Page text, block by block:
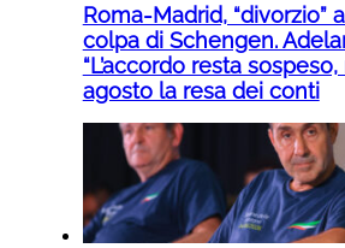
Roma-Madrid, “divorzio”
colpa di Schengen.
“L’accordo resta sospeso,
agosto la resa dei conti